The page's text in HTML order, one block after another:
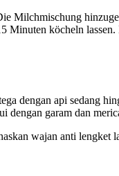
Milchmischung
Minuten köcheln
dengan api sedang
dengan garam dan
wajan anti